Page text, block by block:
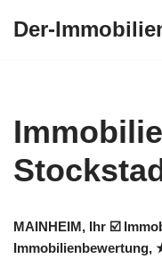
Der-
MAINHEIM, Ihr ☑️
Immobilienbewertung,